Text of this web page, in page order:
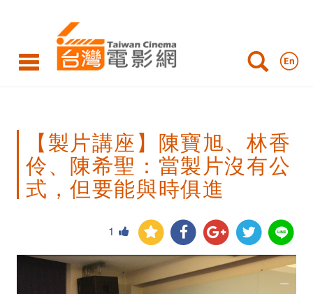
講
陳
旭、
林
伶、
【製片講座】陳寶旭、林香
伶、陳希聖：當製片沒有公
式，但要能與時俱進
1